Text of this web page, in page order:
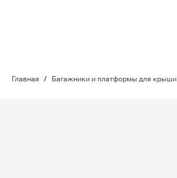
Главная / Багажники и платформы для крыши